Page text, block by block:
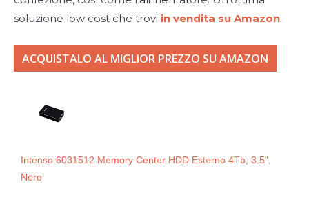
soluzione low cost che trovi in vendita su Amazon.
ACQUISTALO AL MIGLIOR PREZZO SU AMAZON
Intenso 6031512 Memory Center HDD Esterno 4Tb, 3.5",
Nero